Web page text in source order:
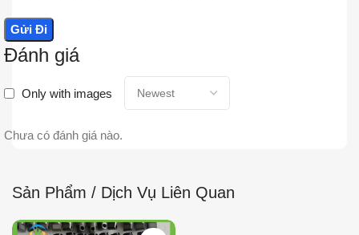
Đánh giá
Only with images
Chưa có đánh giá nào.
Sản Phẩm / Dịch Vụ Liên Quan